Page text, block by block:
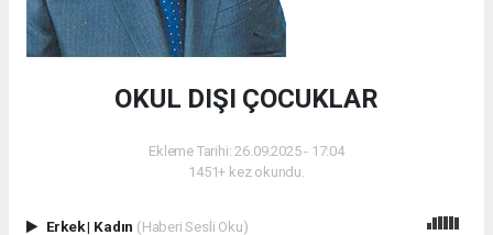
OKUL DIŞI ÇOCUKLAR
Ekleme Tarihi: 26.09.2025 - 17:04
1451+ kez okundu.
Erkek| Kadın (Haberi Sesli Oku)